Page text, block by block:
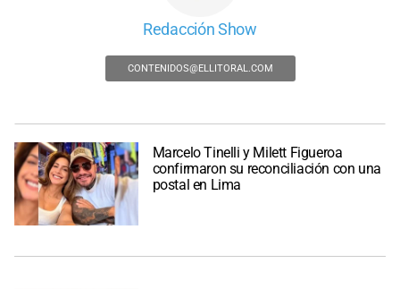
Redacción Show
CONTENIDOS@ELLITORAL.COM
Marcelo Tinelli y Milett Figueroa
confirmaron su reconciliación con una
postal en Lima